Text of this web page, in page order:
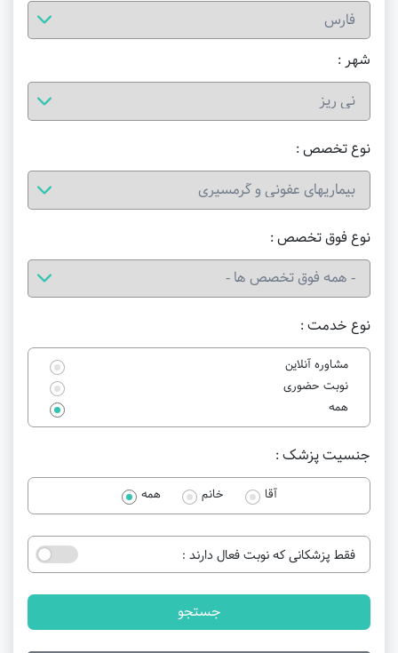
شهر :
نوع خدمت :
مشاوره آنلاین
نوبت حضوری
همه
نوع تخصص :
نوع فوق تخصص :
جنسیت پزشک :
آقا خانم همه
فقط پزشکانی که نوبت فعال دارند :
جستجو